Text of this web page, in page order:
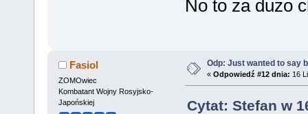
No to za dużo
Fasiol
ZOMOwiec
Kombatant Wojny Rosyjsko-
Japońskiej
Odp: Just wanted to say
« Odpowiedź #12 dnia: 16
Cytat: Stefan w